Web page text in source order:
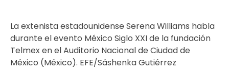
La extenista estadounidense Serena Williams habla
durante el evento México Siglo XXI de la fundación
Telmex en el Auditorio Nacional de Ciudad de
México (México). EFE/Sáshenka Gutiérrez